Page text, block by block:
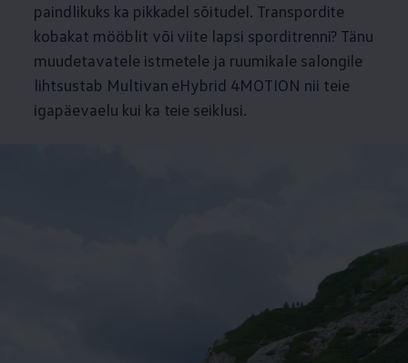
paindlikuks ka pikkadel sõitudel. Transpordite
kobakat mööblit või viite lapsi sporditrenni? Tänu
muudetavatele istmetele ja ruumikale salongile
lihtsustab Multivan eHybrid 4MOTION nii teie
igapäevaelu kui ka teie seiklusi.